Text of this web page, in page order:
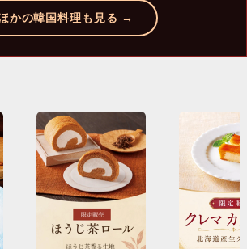
かの韓国料理も見る →